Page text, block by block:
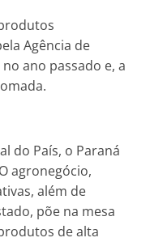
Agência de
ano passado e, a
do País, o Paraná
agronegócio,
além de
põe na mesa
de alta